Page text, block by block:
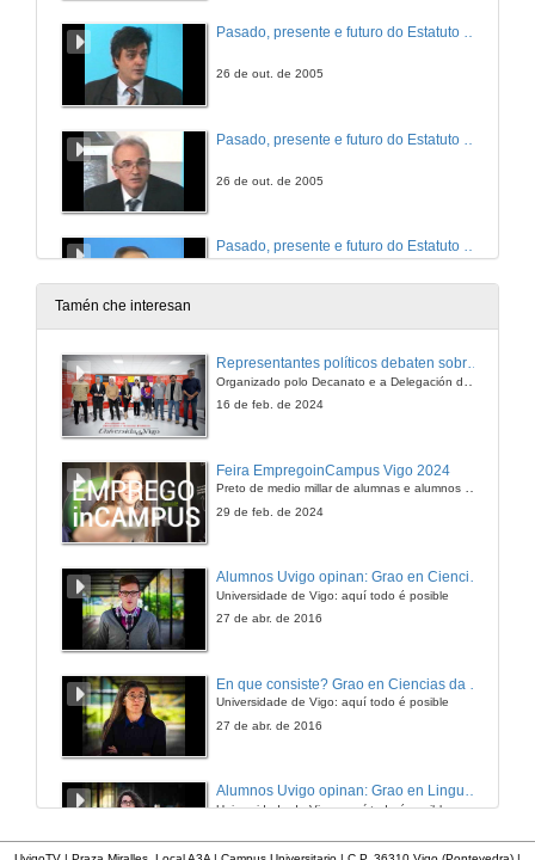
Pasado, presente e futuro do Estatuto de Autonomía de Galicia
26 de out. de 2005
26 de out. de 2005
Pasado, presente e futuro do Estatuto de Autonomía de Galicia
26 de out. de 2005
Debate y preguntas de los asistentes
Tamén che interesan
Representantes políticos debaten sobre educación e xuventude no campus de Pontevedra
16 de feb. de 2024
Feira EmpregoinCampus Vigo 2024
Preto de medio millar de alumnas e alumnos buscan coñecer máis de preto as oportunidades que lles achegan as arredor de medio cento de empresas que participan na edición viguesa da feira. Xunto coa visita aos stands, durante a feria desenvólvense varias actividades complementarias, como obradoiros, conversas, mesas redondas ou o pasaporte de empregabilidade, un espazo no que poderán recibir asesoramento sobre o seu CV.
29 de feb. de 2024
Alumnos Uvigo opinan: Grao en Ciencias da Linguaxe e Estudos Literarios
Universidade de Vigo: aquí todo é posible
27 de abr. de 2016
Universidade de Vigo: aquí todo é posible
27 de abr. de 2016
Alumnos Uvigo opinan: Grao en Linguas Estranxeiras
Universidade de Vigo: aquí todo é posible